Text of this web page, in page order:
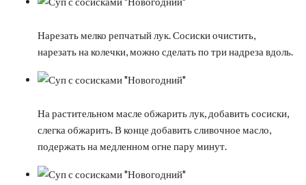
Нарезать мелко репчатый лук. Сосиски очистить,
нарезать на колечки, можно сделать по три надреза вдоль.
На растительном масле обжарить лук, добавить сосиски,
слегка обжарить. В конце добавить сливочное масло,
подержать на медленном огне пару минут.